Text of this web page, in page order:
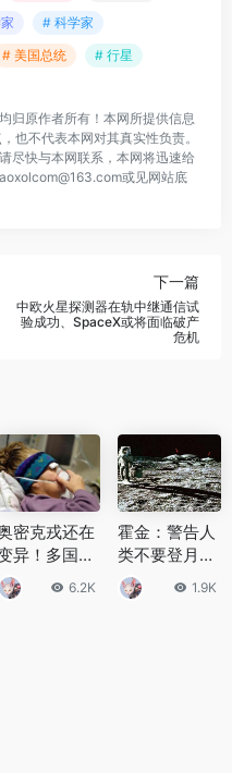
# 科学家
# 美国总统 # 行星
归原作者所有！本网所提供信息
也不代表本网对其真实性负责。
尽快与本网联系，本网将迅速给
或见网站底
下一篇
中欧火星探测器在轨中继通信试
验成功、SpaceX或将面临破产
危机
密克戎还在
异！多国报
告BA.2.12.1毒
株，传播更快
6.2K
霍金：警告人
类不要登月？
真假值得怀疑
1.9K